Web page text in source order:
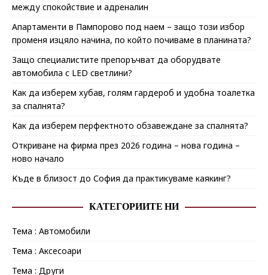
между спокойствие и адреналин
Апартаменти в Пампорово под наем – защо този избор
променя изцяло начина, по който почиваме в планината?
Защо специалистите препоръчват да оборудвате
автомобила с LED светлини?
Как да изберем хубав, голям гардероб и удобна тоалетка
за спалнята?
Как да изберем перфектното обзавеждане за спалнята?
Откриване на фирма през 2026 година – нова година –
ново начало
Къде в близост до София да практикуваме каякинг?
КАТЕГОРИИТЕ НИ
Тема : Автомобили
Тема : Аксесоари
Тема : Други